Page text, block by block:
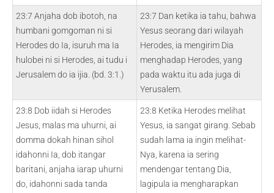
23:7 Anjaha dob ibotoh, na
humbani gomgoman ni si
Herodes do Ia, isuruh ma Ia
hulobei ni si Herodes, ai tudu i
Jerusalem do ia ijia. (bd. 3:1.)
23:7 Dan ketika ia tahu, bahwa
Yesus seorang dari wilayah
Herodes, ia mengirim Dia
menghadap Herodes, yang
pada waktu itu ada juga di
Yerusalem.
23:8 Dob iidah si Herodes
Jesus, malas ma uhurni, ai
domma dokah hinan sihol
idahonni Ia, dob itangar
baritani, anjaha iarap uhurni
do, idahonni sada tanda
23:8 Ketika Herodes melihat
Yesus, ia sangat girang. Sebab
sudah lama ia ingin melihat-
Nya, karena ia sering
mendengar tentang Dia,
lagipula ia mengharapkan